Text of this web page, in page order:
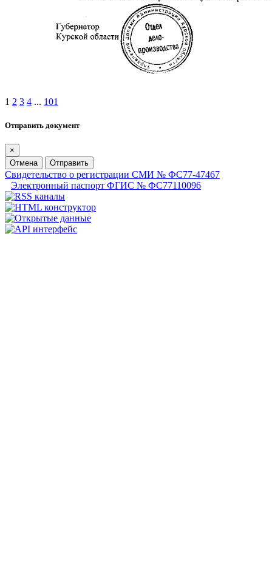
1 2 3 4 ... 101
Отправить документ
×
Отмена
Отправить
Свидетельство о регистрации СМИ № ФС77-47467
Электронный паспорт ФГИС № ФС77110096